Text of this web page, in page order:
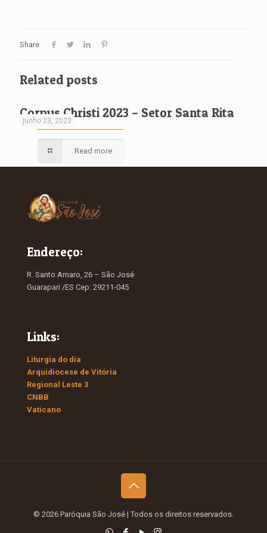
Share
Related posts
junho 23, 2023
Corpus Christi 2023 – Setor Santa Rita
Read more
Endereço:
R. Santo Amaro, 26 – São José
Guarapari /ES Cep: 29211-045
Links:
Liturgia do dia
Arquidiocese de Vitória
Regional Leste 3
CNBB
Vaticano
© 2026 Paróquia São José | Todos os direitos reservados.